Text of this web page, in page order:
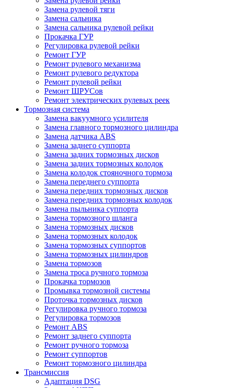
Замена рулевой тяги
Замена сальника
Замена сальника рулевой рейки
Прокачка ГУР
Регулировка рулевой рейки
Ремонт ГУР
Ремонт рулевого механизма
Ремонт рулевого редуктора
Ремонт рулевой рейки
Ремонт ШРУСов
Ремонт электрических рулевых реек
Тормозная система
Замена вакуумного усилителя
Замена главного тормозного цилиндра
Замена датчика ABS
Замена заднего суппорта
Замена задних тормозных дисков
Замена задних тормозных колодок
Замена колодок стояночного тормоза
Замена переднего суппорта
Замена передних тормозных дисков
Замена передних тормозных колодок
Замена пыльника суппорта
Замена тормозного шланга
Замена тормозных дисков
Замена тормозных колодок
Замена тормозных суппортов
Замена тормозных цилиндров
Замена тормозов
Замена троса ручного тормоза
Прокачка тормозов
Промывка тормозной системы
Проточка тормозных дисков
Регулировка ручного тормоза
Регулировка тормозов
Ремонт ABS
Ремонт заднего суппорта
Ремонт ручного тормоза
Ремонт суппортов
Ремонт тормозного цилиндра
Трансмиссия
Адаптация DSG